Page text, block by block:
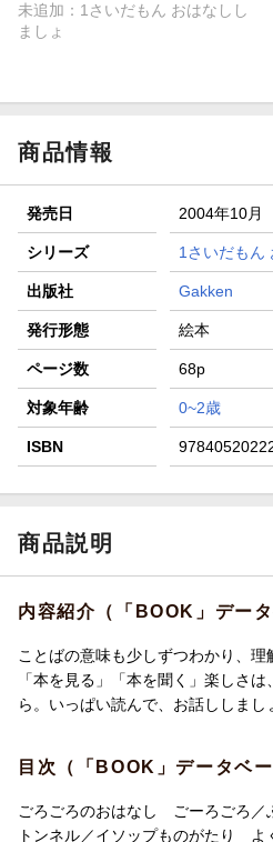
楽天モバイル紹介キャンペーン
条件達成で楽天限定・宝塚歌劇
未追加： 1さいだもん おはなしし
ましょ
商品情報
発売日 2004年10月
シリーズ 1さいだもん
出版社 Gakken
発行形態 絵本
ページ数 68p
対象年齢 0~2歳
ISBN
商品説明
内容紹介（「BOOK」データ
ことばの意味も少しずつわかり、理
「本を見る」「本を聞く」楽しさ
ら。いっぱい読んで、お話ししまし
目次（「BOOK」データベー
ごろごろのおはなし ごーろごろ
トンネル／イソップものがたり よ